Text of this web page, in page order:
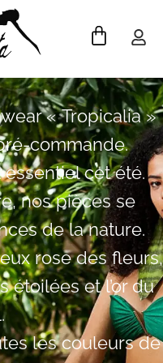
« Tropicalia »
commande.
cet été.
nos pièces se
de la nature.
rose des fleurs,
étoilées et l’or du
les couleurs de